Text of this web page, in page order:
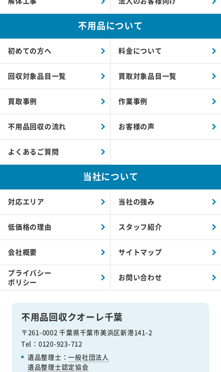
不用品回収クオーレ千葉
〒261-0002 千葉県千葉市美浜区新港141-2
Tel：0120-923-712
遺品整理士：一般社団法人
遺品整理士認定協会
不用品について
初めての方へ 料金について
回収対象品目一覧 買取対象品目一覧
買取事例 作業事例
不用品回収の流れ お客様の声
よくあるご質問
当社について
対応エリア 当社の強み
低価格の理由 スタッフ紹介
会社概要 サイトマップ
プライバシー
ポリシー
お問い合わせ